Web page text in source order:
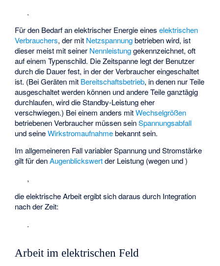
.
Für den Bedarf an elektrischer Energie eineselektrischen
Verbrauchers, der mit Netzspannungbetrieben wird, ist
dieser meist mit seiner Nennleistunggekennzeichnet, oft
auf einem Typenschild. Die Zeitspanne legt der Benutzer
durch die Dauer fest, in der der Verbraucher eingeschaltet
ist. (Bei Geräten mit Bereitschaftsbetrieb, in denen nur Teile
ausgeschaltet werden können und andere Teile ganztägig
durchlaufen, wird die Standby-Leistung eher
verschwiegen.) Bei einem anders mitWechselgrößen
betriebenen Verbraucher müssen seinSpannungsabfall
und seineWirkstromaufnahmebekannt sein.
Im allgemeineren Fall variabler Spannung und Stromstärke
gilt für denAugenblickswertder Leistung (wegen und)
,
die elektrische Arbeit ergibt sich daraus durch Integration
nach der Zeit:
.
Arbeit im elektrischen Feld